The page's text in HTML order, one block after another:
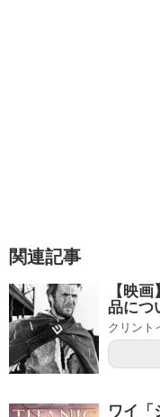
関連記事
【映
品につ
クリント
ワイ「